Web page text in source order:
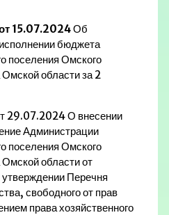
15.07.2024Об
бюджета
поселения Омского
области за 2
29.07.2024 О внесении
Администрации
поселения Омского
области от
Перечня
свободного от прав
права хозяйственного